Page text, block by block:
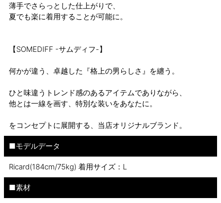
薄手でさらっとした仕上がりで、
夏でも楽に着用することが可能に。
【SOMEDIFF -サムディフ-】
何かが違う、卓越した『格上の男らしさ』を纏う。
ひと味違うトレンド感のあるアイテムでありながら、
他とは一線を画す、特別な装いをあなたに。
をコンセプトに展開する、当店オリジナルブランド。
■モデルデータ
Ricard(184cm/75kg) 着用サイズ：L
■素材